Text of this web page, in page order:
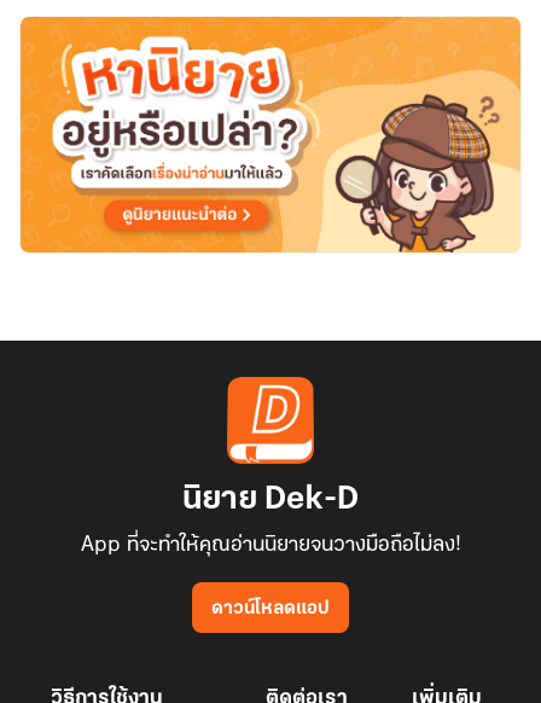
ออก
กำลัง
กาย
#ห้าม
จิ้น
เครื่อง
ออก
กำลัง
กาย!
นิยาย Dek-D
App ที่จะทำให้คุณอ่านนิยายจนวางมือถือไม่ลง!
ดาวน์โหลดแอป